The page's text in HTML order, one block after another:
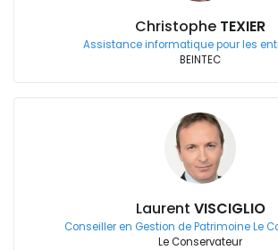
Christophe TEXIER
Assistance informatique pour les
BEINTEC
Laurent VISCIGLIO
Conseiller en Gestion de Patrimoine Le
Le Conservateur